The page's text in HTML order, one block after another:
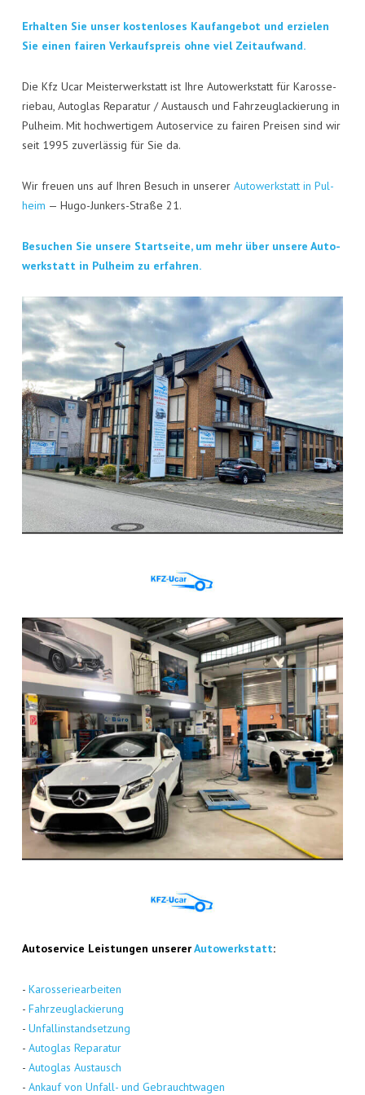
VISI­TEN­KAR­TE
Erhal­ten Sie unser kos­ten­lo­ses Kauf­an­ge­bot und erzie­len
Sie einen fai­ren Ver­kaufs­preis ohne viel Zeitaufwand.
Die Kfz Ucar Meis­ter­werk­statt ist Ihre Auto­werk­statt für Karos­se­
rie­bau, Auto­glas Repa­ra­tur / Aus­tausch und Fahr­zeug­la­ckie­rung in
Pul­heim. Mit hoch­wer­ti­gem Auto­ser­vice zu fai­ren Prei­sen sind wir
seit 1995 zuver­läs­sig für Sie da.
Wir freu­en uns auf Ihren Besuch in unse­rer Auto­werk­statt in Pul­
heim — Hugo-Jun­kers-Stra­ße 21.
Besu­chen Sie unse­re Start­sei­te, um mehr über unse­re Auto­
werk­statt in Pul­heim zu erfahren.
Auto­ser­vice Leis­tun­gen unse­rerAuto­werk­statt:
- Karos­se­rie­ar­bei­ten
- Fahr­zeug­la­ckie­rung
- Unfall­in­stand­set­zung
- Auto­glas Repa­ra­tur
- Auto­glas Aus­tausch
- Ankauf von Unfall- und Gebraucht­wa­gen